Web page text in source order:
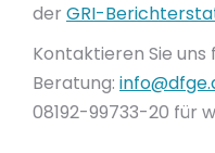
der GRI-
Kontaktieren Sie uns
Beratung:
08192-99733-20 für